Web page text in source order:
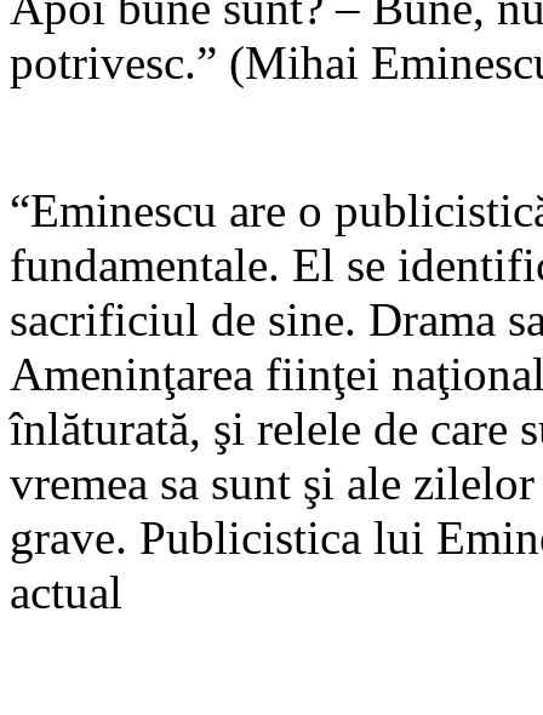
potrivesc.” (Mihai
“Eminescu are o
fundamentale. El se
sacrificiul de sine. Drama
Ameninţarea fiinţei
înlăturată, şi relele de care
vremea sa sunt şi ale
grave. Publicistica lui
actual